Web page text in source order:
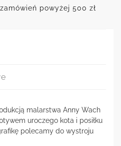
powyżej 500 zł
malarstwa Anny Wach
uroczego kota i posiłku
polecamy do wystroju